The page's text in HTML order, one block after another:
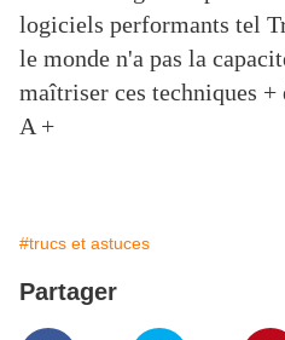
logiciels performants tel
le monde n'a pas la
maîtriser ces techniques +
A +
#trucs et astuces
Partager